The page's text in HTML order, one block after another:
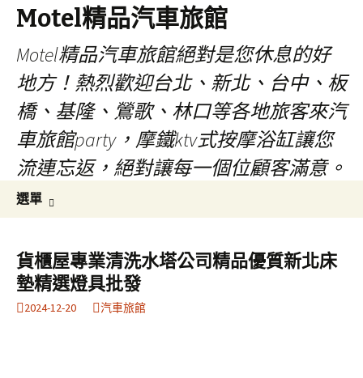
Motel精品汽車旅館
Motel精品汽車旅館絕對是您休息的好
地方！熱烈歡迎台北、新北、台中、板
橋、基隆、鶯歌、林口等各地旅客來汽
車旅館party，摩鐵ktv式按摩浴缸讓您
流連忘返，絕對讓每一個位顧客滿意。
選單
容
鍵
字:
貨櫃屋專業清洗水塔公司精品優質新北床
墊精選燈具批發
2024-12-20 汽車旅館